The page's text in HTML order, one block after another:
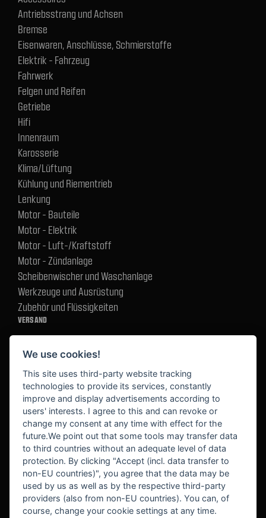
Antriebsstrang und Achsen
Bremse
Eisenwaren, Anschlüsse, Schmierstoffe
Elektrik - Fahrzeug
Fahrwerk
Felgen und Reifen
Getriebe
Hifi
Innenraum
Karosserie
Klima/Lüftung
Kühlung und Riementrieb
Lenkung
Motor - Bauteile
Motor - Elektrik
Motor - Luft-/Kraftstoff
Motor - Zündanlage
Scheibenwischer und Waschanlage
Werkzeuge und Ausrüstung
Zubehör und Flüssigkeiten
VERSAND
BEKANNT AUS
We use cookies!
This site uses third-party website tracking
technologies to provide its services, constantly
improve and display advertisements according to
users' interests. I agree to this and can revoke or
change my consent at any time with effect for the
future.We point out that some tools may transfer data
to third countries without an adequate level of data
protection. By clicking "Accept (incl. data transfer to
non-EU countries)", you agree that the data may be
used by us as well as by the respective third-party
providers (also from non-EU countries). You can, of
course, change your cookie settings at any time.